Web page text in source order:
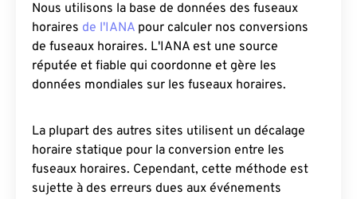
Nous utilisons la base de données des fuseaux
horaires de l'IANA pour calculer nos conversions
de fuseaux horaires. L'IANA est une source
réputée et fiable qui coordonne et gère les
données mondiales sur les fuseaux horaires.
La plupart des autres sites utilisent un décalage
horaire statique pour la conversion entre les
fuseaux horaires. Cependant, cette méthode est
sujette à des erreurs dues aux événements